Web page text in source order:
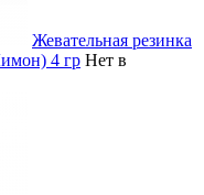
Жевательная резинка
4 гр Нет в